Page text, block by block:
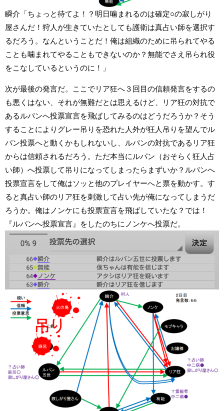
瞬介「ちょっと待てよ！？明日噛まれるのは確定○の寂しがり
屋さんだ！狩人が生きていたとしても護衛は真占い師を選択す
るだろう。なんということだ！俺は組織のために吊られてやる
ことも噛まれてやることもできないのか？無能でさえ吊られ役
をこなしているというのに！」
次が最後の発言だ。ここでリア狂へ３回目の信頼発言をするの
も悪くはない、それが無難だとは思えるけど、リア狂の対抗で
あるルパンへ投票宣言を飛ばしてみるのはどうだろうか？そう
することによりグレー吊りを恐れた人外が狂人吊りを望んでル
パン投票へと動くかもしれないし、ルパンの対抗であるリア狂
からは信頼されるだろう。ただ本当にルパン（おそらく狂人占
い師）へ投票して吊りになってしまったらまずいか？ルパンへ
投票宣言をして俺はソッと他のプレイヤーへと票を動かす。す
ると真占い師のリア狂を刺激して占い先が俺になってしまうだ
ろうか。俺はノンケにも投票宣言を飛ばしていたな？では！
『ルパンへ投票宣言』をしたのちにノンケへ投票だ。